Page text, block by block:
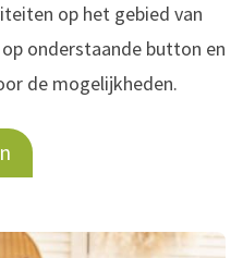
op het gebied van
onderstaande button en
de mogelijkheden.